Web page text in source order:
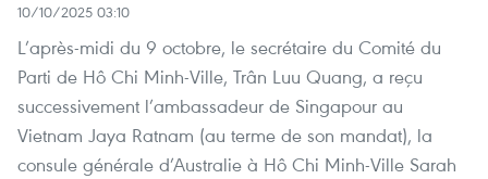
10/10/2025 03:10
L’après-midi du 9 octobre, le secrétaire du Comité du
Parti de Hô Chi Minh-Ville, Trân Luu Quang, a reçu
successivement l’ambassadeur de Singapour au
Vietnam Jaya Ratnam (au terme de son mandat), la
consule générale d’Australie à Hô Chi Minh-Ville Sarah